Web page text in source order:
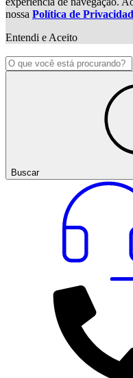
nossa Política de
Entendi e Aceito
Buscar